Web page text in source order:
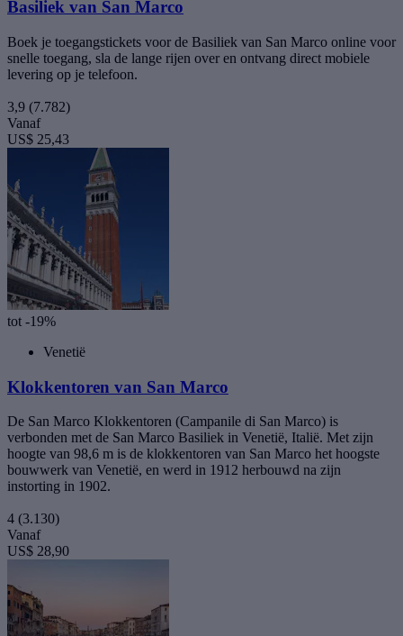
Basiliek van San Marco
Boek je toegangstickets voor de Basiliek van San Marco online voor
snelle toegang, sla de lange rijen over en ontvang direct mobiele
levering op je telefoon.
3,9 (7.782)
Vanaf
US$ 25,43
tot -19%
Venetië
Klokkentoren van San Marco
De San Marco Klokkentoren (Campanile di San Marco) is
verbonden met de San Marco Basiliek in Venetië, Italië. Met zijn
hoogte van 98,6 m is de klokkentoren van San Marco het hoogste
bouwwerk van Venetië, en werd in 1912 herbouwd na zijn
instorting in 1902.
4 (3.130)
Vanaf
US$ 28,90